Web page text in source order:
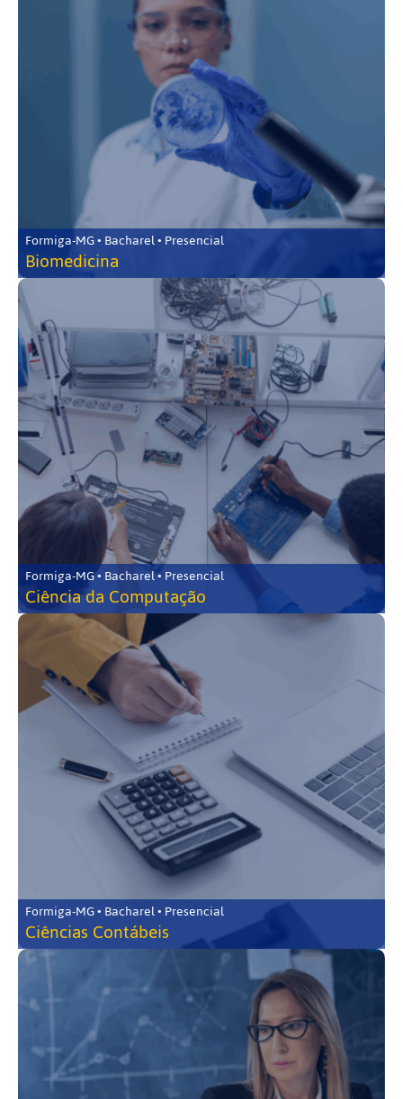
Formiga-MG • Bacharel • Presencial
Biomedicina
Formiga-MG • Bacharel • Presencial
Ciência da Computação
Formiga-MG • Bacharel • Presencial
Ciências Contábeis